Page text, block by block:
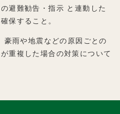
避難勧告・指示 と連動した
保すること。
雨や地震などの原因ごとの
重複した場合の対策について